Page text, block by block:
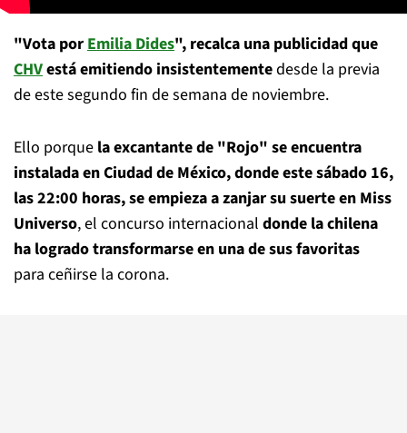
"Vota porEmilia Dides", recalca una publicidad que
CHVestá emitiendo insistentementedesde la previa
de este segundo fin de semana de noviembre.
Ello porque la excantante de "Rojo" se encuentra
instalada en Ciudad de México, donde este sábado 16,
las 22:00 horas, se empieza a zanjar su suerte en Miss
Universo, el concurso internacional donde la chilena
ha logrado transformarse en una de sus favoritas
para ceñirse la corona.